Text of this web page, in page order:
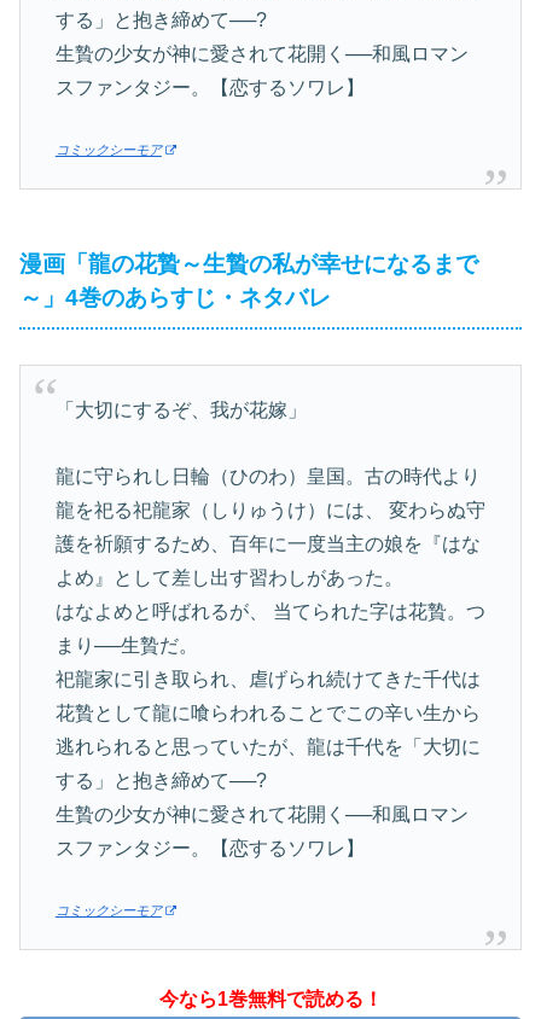
する」と抱き締めて──?
生贄の少女が神に愛されて花開く──和風ロマン
スファンタジー。【恋するソワレ】
コミックシーモア
漫画「龍の花贄～生贄の私が幸せになるまで
～」4巻のあらすじ・ネタバレ
「大切にするぞ、我が花嫁」
龍に守られし日輪（ひのわ）皇国。古の時代より
龍を祀る祀龍家（しりゅうけ）には、 変わらぬ守
護を祈願するため、百年に一度当主の娘を『はな
よめ』として差し出す習わしがあった。
はなよめと呼ばれるが、 当てられた字は花贄。つ
まり──生贄だ。
祀龍家に引き取られ、虐げられ続けてきた千代は
花贄として龍に喰らわれることでこの辛い生から
逃れられると思っていたが、龍は千代を「大切に
する」と抱き締めて──?
生贄の少女が神に愛されて花開く──和風ロマン
スファンタジー。【恋するソワレ】
コミックシーモア
今なら1巻無料で読める！